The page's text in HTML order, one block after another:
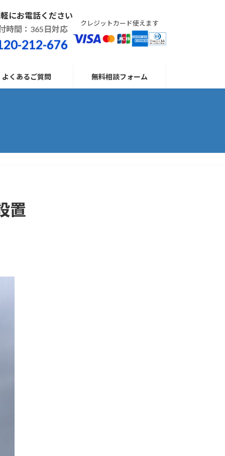
にお電話ください
時間：365日対応
212-676
クレジットカード使えます
よくあるご質問 無料相談フォーム
置